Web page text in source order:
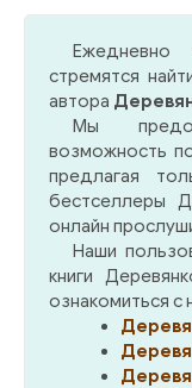
Ежедневно
стремятся
автора
Мы
возможность
предлагая
бестселлеры
онлайн
Наши
книги
ознакомиться с